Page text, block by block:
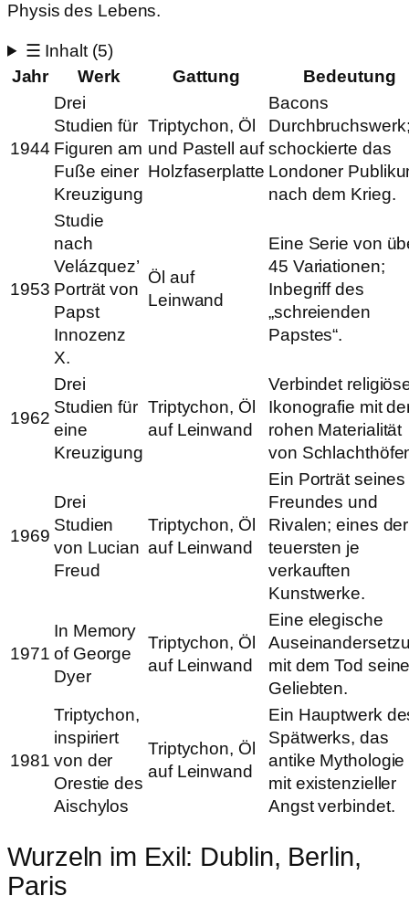
Physis des Lebens.
☰ Inhalt (5)
Jahr
Werk Gattung Bedeutung
1944
Drei
Studien für
Figuren am
Fuße einer
Kreuzigung
Triptychon, Öl
und Pastell auf
Holzfaserplatte
Bacons
schockierte das
Londoner
nach dem Krieg.
1953
Studie
nach
Velázquez’
Porträt von
Papst
Innozenz
X.
Öl auf
Leinwand
Eine Serie von
45 Variationen;
Inbegriff des
„schreienden
Papstes“.
1962
Drei
Studien für
eine
Kreuzigung
Triptychon, Öl
auf Leinwand
Verbindet
Ikonografie mit
rohen Materialität
von
1969
Drei
Studien
von Lucian
Freud
Triptychon, Öl
auf Leinwand
Ein Porträt seines
Freundes und
Rivalen; eines der
teuersten je
verkauften
Kunstwerke.
1971
In Memory
of George
Dyer
Triptychon, Öl
auf Leinwand
Eine elegische
mit dem Tod
Geliebten.
1981
Triptychon,
inspiriert
von der
Orestie des
Aischylos
Triptychon, Öl
auf Leinwand
Ein Hauptwerk
Spätwerks, das
antike Mythologie
mit existenzieller
Angst verbindet.
Wurzeln im Exil: Dublin, Berlin,
Paris